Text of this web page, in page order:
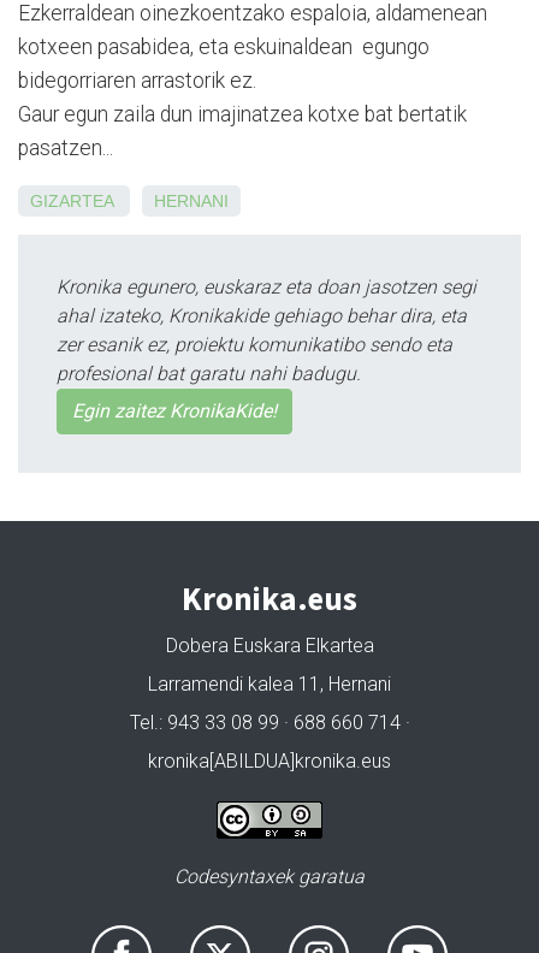
Ezkerraldean oinezkoentzako espaloia, aldamenean
kotxeen pasabidea, eta eskuinaldean egungo
bidegorriaren arrastorik ez.
Gaur egun zaila dun imajinatzea kotxe bat bertatik
pasatzen...
GIZARTEA HERNANI
Kronika egunero, euskaraz eta doan jasotzen segi
ahal izateko, Kronikakide gehiago behar dira, eta
zer esanik ez, proiektu komunikatibo sendo eta
profesional bat garatu nahi badugu.
Egin zaitez KronikaKide!
Kronika.eus
Dobera Euskara Elkartea
Larramendi kalea 11, Hernani
Tel.: 943 33 08 99 · 688 660 714 ·
kronika[ABILDUA]kronika.eus
Codesyntaxek garatua